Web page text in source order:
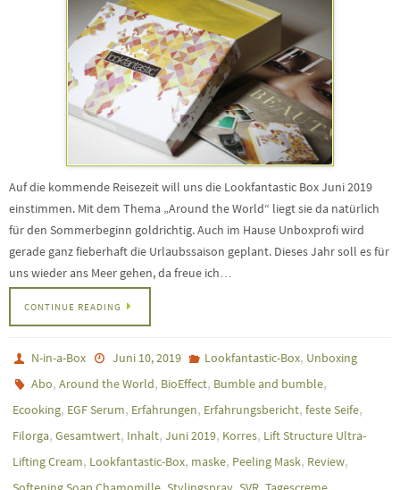
Auf die kommende Reisezeit will uns die Lookfantastic Box Juni 2019
einstimmen. Mit dem Thema „Around the World“ liegt sie da natürlich
für den Sommerbeginn goldrichtig. Auch im Hause Unboxprofi wird
gerade ganz fieberhaft die Urlaubssaison geplant. Dieses Jahr soll es für
uns wieder ans Meer gehen, da freue ich…
CONTINUE READING
N-in-a-Box Juni 10, 2019 Lookfantastic-Box, Unboxing
Abo,Around the World, BioEffect, Bumble and bumble,
Ecooking, EGF Serum, Erfahrungen, Erfahrungsbericht, feste Seife,
Filorga, Gesamtwert, Inhalt, Juni 2019, Korres, Lift Structure Ultra-
Lifting Cream, Lookfantastic-Box, maske, Peeling Mask, Review,